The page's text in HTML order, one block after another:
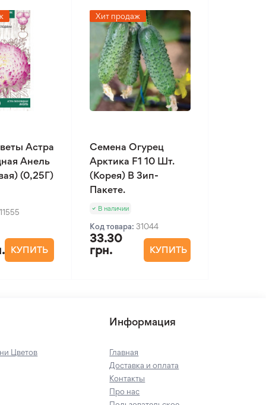
Астра
Анель
(0,25Г)
11555
КУПИТЬ
Хит продаж
Семена Огурец
Арктика F1 10 Шт.
(Корея) В Зип-
Пакете.
В наличии
Код товара: 31044
33.30
грн.
КУПИТЬ
Цветов
Информация
Главная
Доставка и оплата
Контакты
Про нас